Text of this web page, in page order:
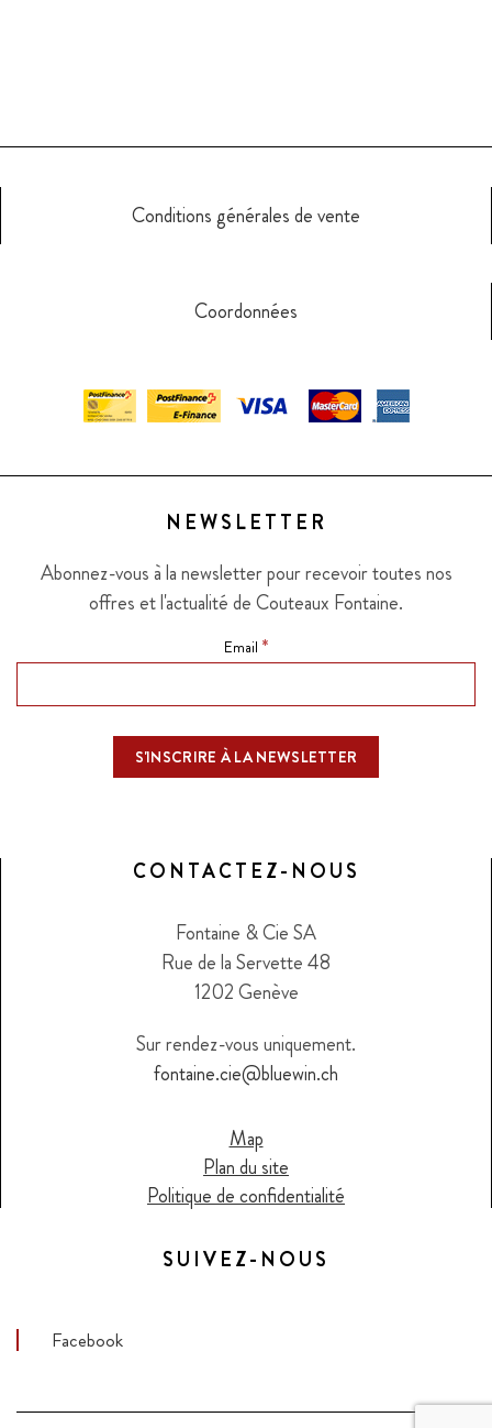
Conditions générales de vente
Coordonnées
NEWSLETTER
Abonnez-vous à la newsletter pour recevoir toutes nos
offres et l'actualité de Couteaux Fontaine.
Email *
CONTACTEZ-NOUS
Fontaine & Cie SA
Rue de la Servette 48
1202 Genève
Sur rendez-vous uniquement.
fontaine.cie@bluewin.ch
Map
Plan du site
Politique de confidentialité
SUIVEZ-NOUS
Facebook